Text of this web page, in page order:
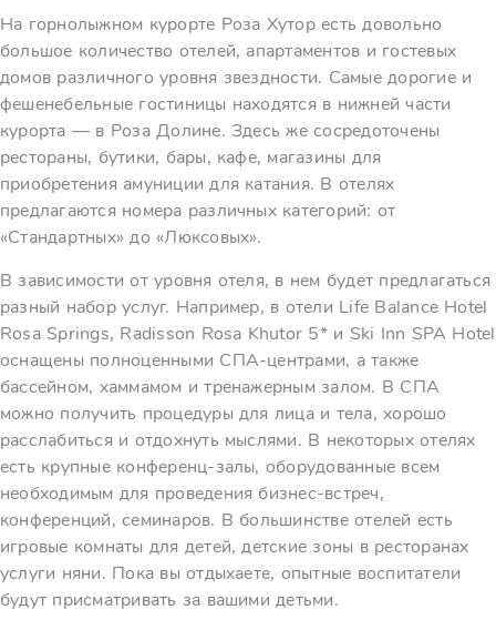
На горнолыжном курорте Роза Хутор есть довольно
большое количество отелей, апартаментов и гостевых
домов различного уровня звездности. Самые дорогие и
фешенебельные гостиницы находятся в нижней части
курорта — в Роза Долине. Здесь же сосредоточены
рестораны, бутики, бары, кафе, магазины для
приобретения амуниции для катания. В отелях
предлагаются номера различных категорий: от
«Стандартных» до «Люксовых».
В зависимости от уровня отеля, в нем будет предлагаться
разный набор услуг. Например, в отели Life Balance Hotel
Rosa Springs, Radisson Rosa Khutor 5* и Ski Inn SPA Hotel
оснащены полноценными СПА-центрами, а также
бассейном, хаммамом и тренажерным залом. В СПА
можно получить процедуры для лица и тела, хорошо
расслабиться и отдохнуть мыслями. В некоторых отелях
есть крупные конференц-залы, оборудованные всем
необходимым для проведения бизнес-встреч,
конференций, семинаров. В большинстве отелей есть
игровые комнаты для детей, детские зоны в ресторанах
услуги няни. Пока вы отдыхаете, опытные воспитатели
будут присматривать за вашими детьми.